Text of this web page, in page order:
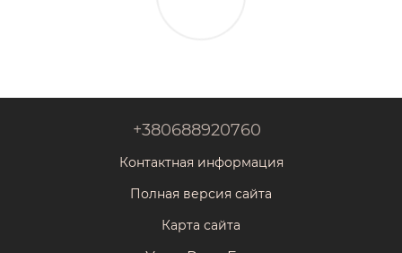
+380688920760
Контактная информация
Полная версия сайта
Карта сайта